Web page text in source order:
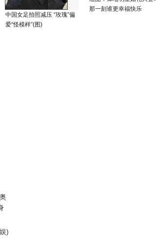
中国女足拍照减压 “玫瑰”偏
爱“怪模样”(图)
那一刻谁更幸福快乐
)